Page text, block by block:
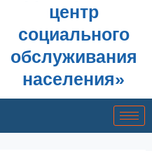
центр
социального
обслуживания
населения»